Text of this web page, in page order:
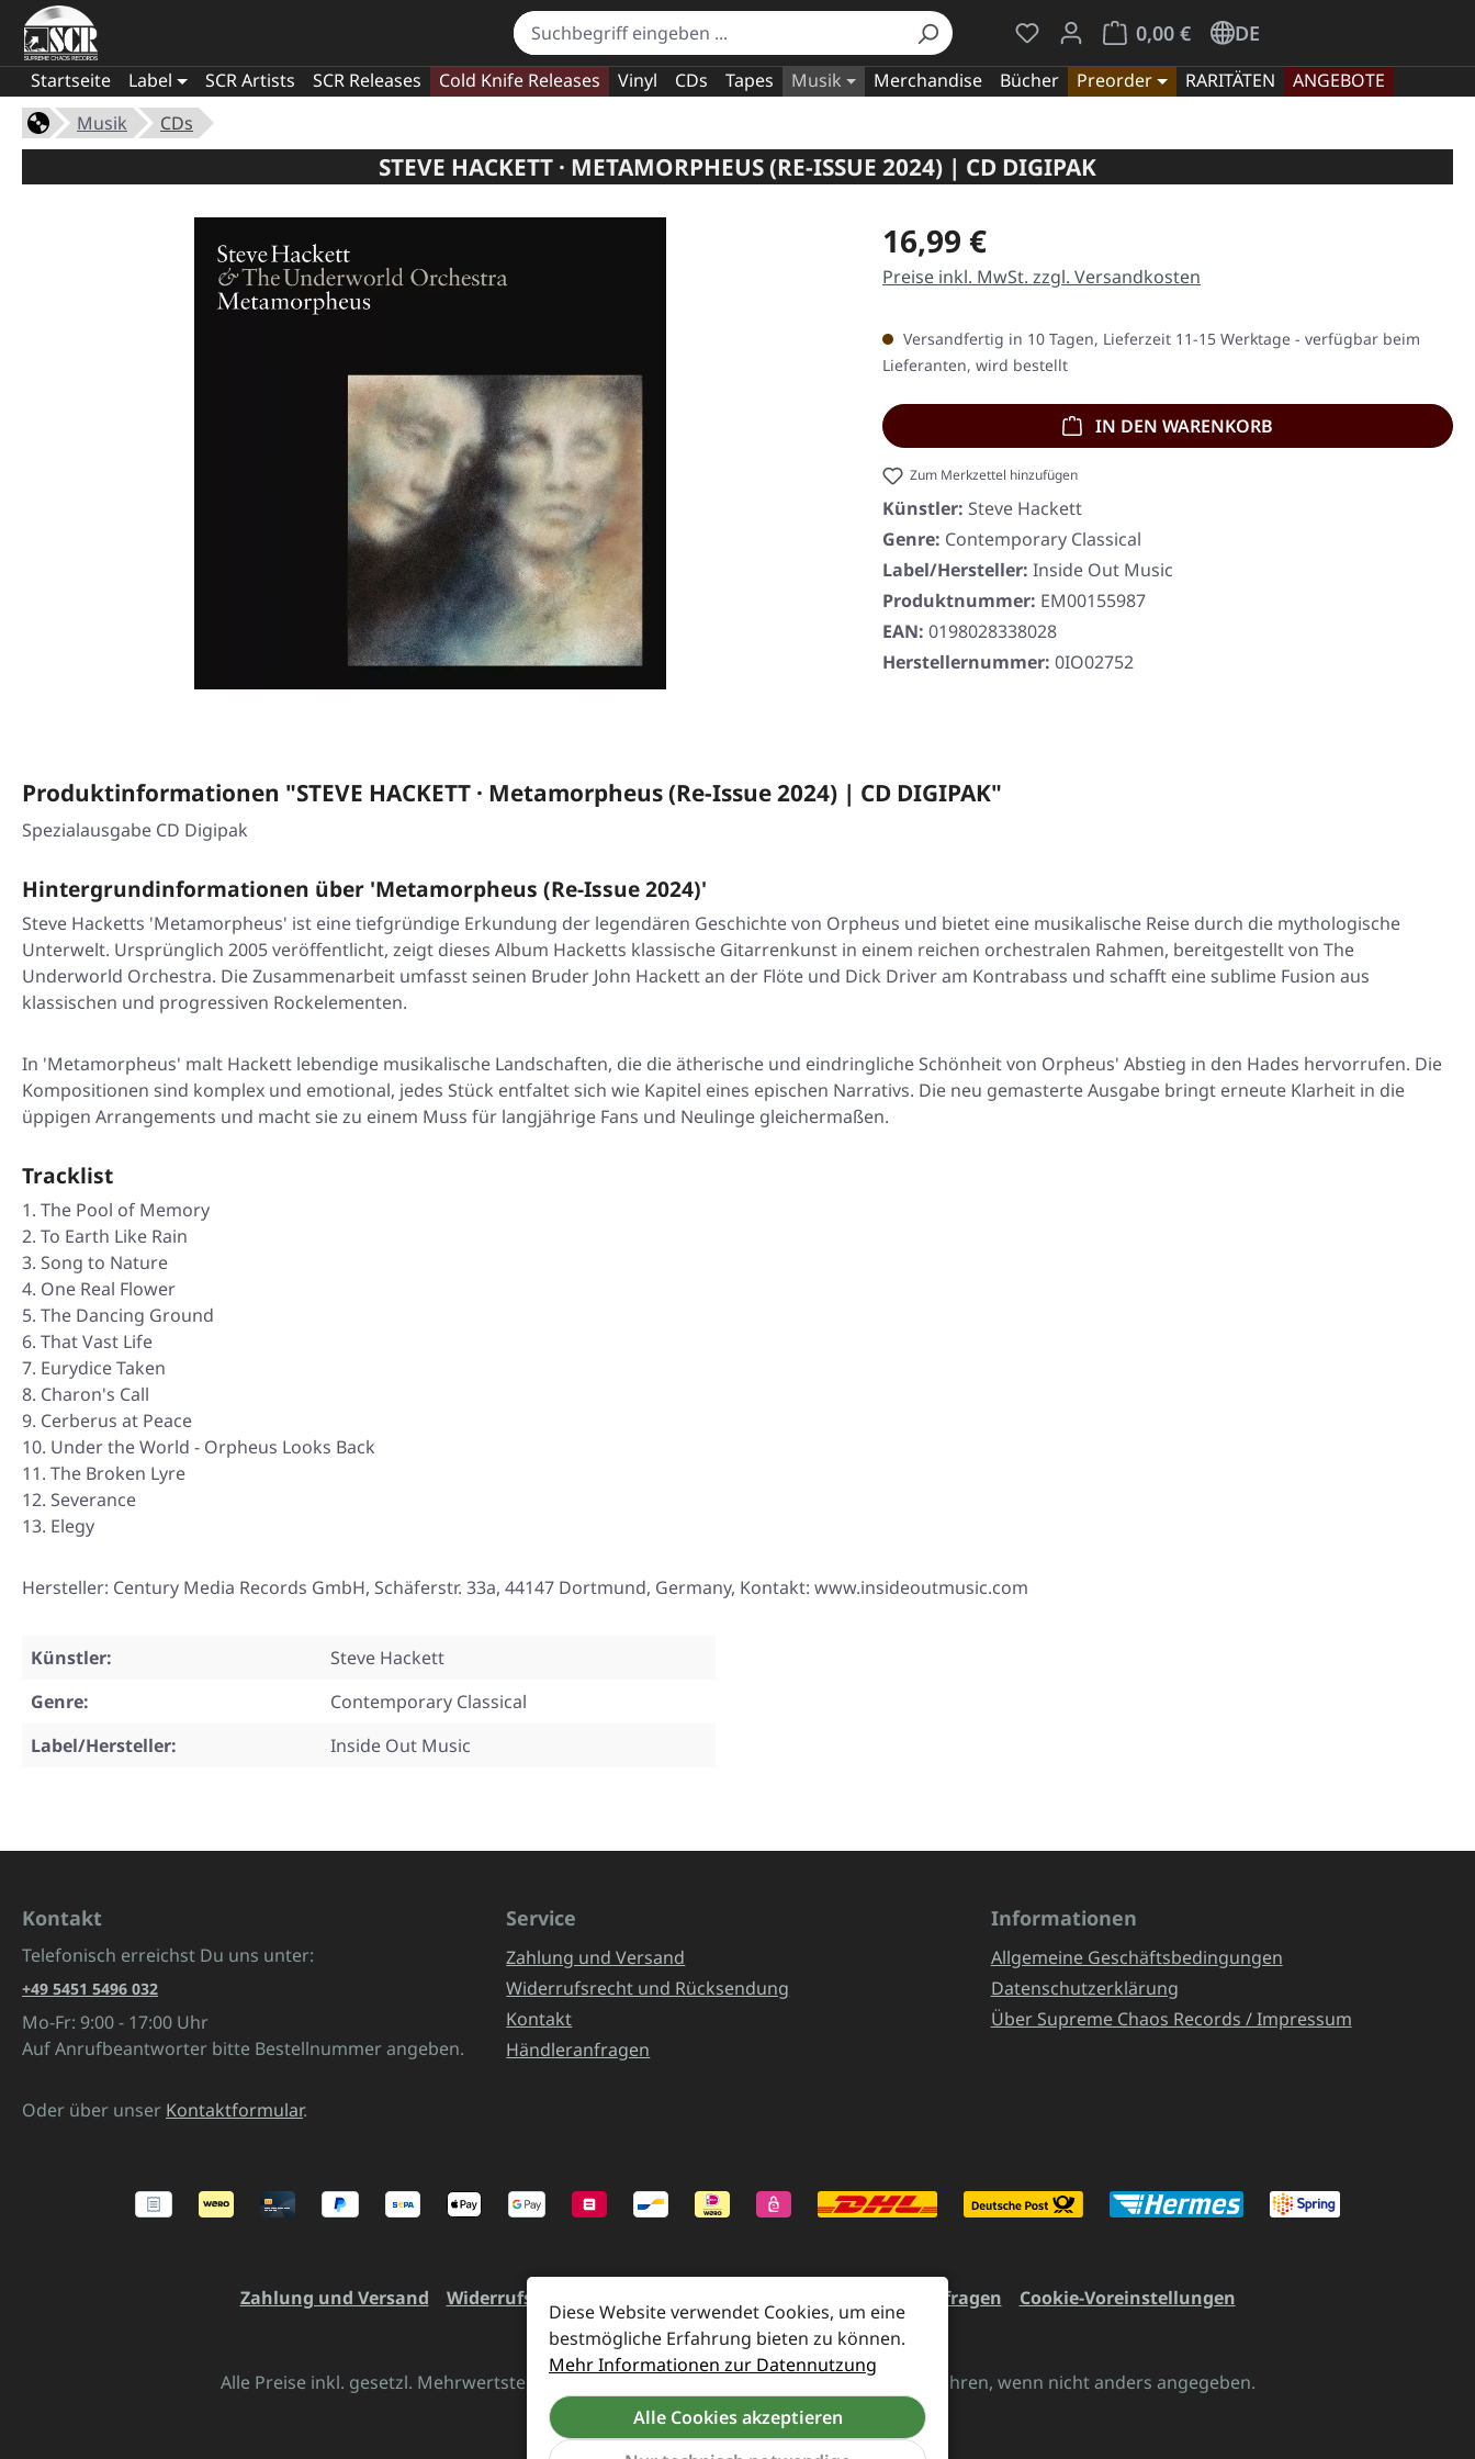
Du hast 0 Produkte auf dem Merkzettel
0,00 €
Warenkorb enthält 0 Positionen. Der
DE
Startseite Label SCR Artists SCR Releases Cold Knife Releases Vinyl CDs Tapes Musik Merchandise Bücher Preorder RARITÄTEN
ANGEBOTE
Musik
CDs
STEVE HACKETT · METAMORPHEUS (RE-ISSUE 2024) | CD DIGIPAK
Regulärer Preis:
16,99 €
Preise inkl. MwSt. zzgl. Versandkosten
Versandfertig in 10 Tagen, Lieferzeit 11-15 Werktage - verfügbar beim
Lieferanten, wird bestellt
IN DEN WARENKORB
Zum Merkzettel hinzufügen
Künstler: Steve Hackett
Genre: Contemporary Classical
Label/Hersteller: Inside Out Music
Produktnummer: EM00155987
EAN: 0198028338028
Herstellernummer: 0IO02752
Produktinformationen "STEVE HACKETT · Metamorpheus (Re-Issue 2024) | CD DIGIPAK"
Spezialausgabe CD Digipak
Hintergrundinformationen über 'Metamorpheus (Re-Issue 2024)'
Steve Hacketts 'Metamorpheus' ist eine tiefgründige Erkundung der legendären Geschichte von Orpheus und bietet eine musikalische Reise durch die mythologische
Unterwelt. Ursprünglich 2005 veröffentlicht, zeigt dieses Album Hacketts klassische Gitarrenkunst in einem reichen orchestralen Rahmen, bereitgestellt von The
Underworld Orchestra. Die Zusammenarbeit umfasst seinen Bruder John Hackett an der Flöte und Dick Driver am Kontrabass und schafft eine sublime Fusion aus
klassischen und progressiven Rockelementen.
In 'Metamorpheus' malt Hackett lebendige musikalische Landschaften, die die ätherische und eindringliche Schönheit von Orpheus' Abstieg in den Hades hervorrufen. Die
Kompositionen sind komplex und emotional, jedes Stück entfaltet sich wie Kapitel eines epischen Narrativs. Die neu gemasterte Ausgabe bringt erneute Klarheit in die
üppigen Arrangements und macht sie zu einem Muss für langjährige Fans und Neulinge gleichermaßen.
Tracklist
The Pool of Memory
To Earth Like Rain
Song to Nature
One Real Flower
The Dancing Ground
That Vast Life
Eurydice Taken
Charon's Call
Cerberus at Peace
Under the World - Orpheus Looks Back
The Broken Lyre
Severance
Elegy
Hersteller: Century Media Records GmbH, Schäferstr. 33a, 44147 Dortmund, Germany, Kontakt: www.insideoutmusic.com
Künstler:
Steve Hackett
Genre:
Contemporary Classical
Label/Hersteller:
Inside Out Music
Kontakt
Telefonisch erreichst Du uns unter:
+49 5451 5496 032
Mo-Fr: 9:00 - 17:00 Uhr
Auf Anrufbeantworter bitte Bestellnummer angeben.
Oder über unser Kontaktformular.
Service
Zahlung und Versand
Widerrufsrecht und Rücksendung
Kontakt
Händleranfragen
Informationen
Allgemeine Geschäftsbedingungen
Datenschutzerklärung
Über Supreme Chaos Records / Impressum
Zahlung und Versand Widerrufsrecht und Rücksendung Händleranfragen Cookie-Voreinstellungen
Alle Preise inkl. gesetzl. Mehrwertsteuer zzgl. und ggf. Nachnahmegebühren, wenn nicht anders angegeben.
Vertrag widerrufen
Diese Website verwendet Cookies, um eine
bestmögliche Erfahrung bieten zu können.
Mehr Informationen zur Datennutzung
Alle Cookies akzeptieren